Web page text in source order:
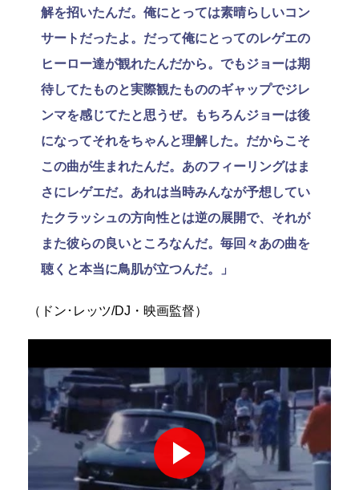
解を招いたんだ。俺にとっては素晴らしいコン
サートだったよ。だって俺にとってのレゲエの
ヒーロー達が観れたんだから。でもジョーは期
待してたものと実際観たもののギャップでジレ
ンマを感じてたと思うぜ。もちろんジョーは後
になってそれをちゃんと理解した。だからこそ
この曲が生まれたんだ。あのフィーリングはま
さにレゲエだ。あれは当時みんなが予想してい
たクラッシュの方向性とは逆の展開で、それが
また彼らの良いところなんだ。毎回々あの曲を
聴くと本当に鳥肌が立つんだ。」
（ドン･レッツ/DJ・映画監督）